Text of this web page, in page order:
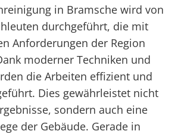
in Bramsche wird von
durchgeführt, die mit
Anforderungen der Region
moderner Techniken und
die Arbeiten effizient und
Dies gewährleistet nicht
sondern auch eine
der Gebäude. Gerade in